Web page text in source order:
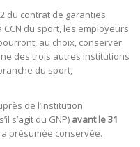
du contrat de garanties
du sport, les employeurs
au choix, conserver
des trois autres institutions
du sport,
de l’institution
s’agit du GNP) avant le 31
présumée conservée.